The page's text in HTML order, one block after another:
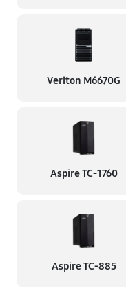
Veriton M6670G
Aspire TC-1760
Aspire TC-885